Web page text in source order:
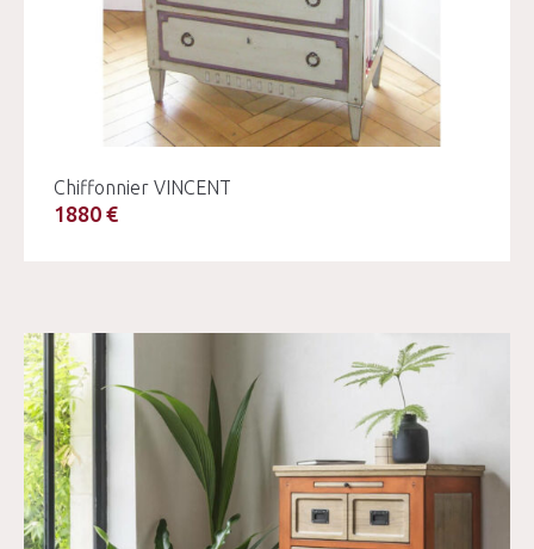
Chiffonnier VINCENT
1880 €